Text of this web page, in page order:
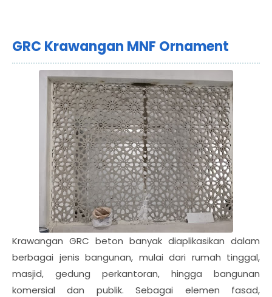
GRC Krawangan MNF Ornament
Krawangan GRC beton banyak diaplikasikan dalam
berbagai jenis bangunan, mulai dari rumah tinggal,
masjid, gedung perkantoran, hingga bangunan
komersial dan publik. Sebagai elemen fasad,